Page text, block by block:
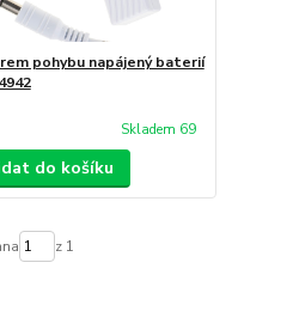
pohybu napájený baterií
Skladem 69
do košíku
z 1